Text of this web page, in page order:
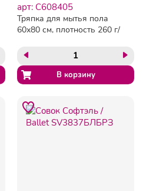
арт: C608405
Тряпка для мытья пола
60х80 см, плотность 260 г/
YORK, 22230